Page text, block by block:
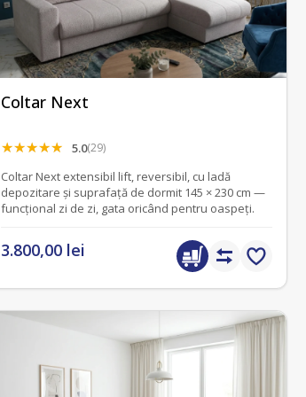
Coltar Next
5.0(29)
Coltar Next extensibil lift, reversibil, cu ladă
depozitare și suprafață de dormit 145 × 230 cm —
funcțional zi de zi, gata oricând pentru oaspeți.
3.800,00 lei